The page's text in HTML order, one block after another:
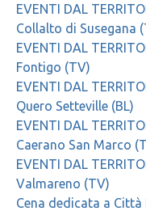
EVENTI DAL
Collalto di Susegana
EVENTI DAL
Fontigo (TV)
EVENTI DAL
Quero Setteville (BL)
EVENTI DAL
Caerano San Marco
EVENTI DAL
Valmareno (TV)
Cena dedicata a